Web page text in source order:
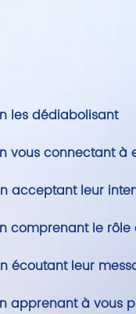
les dédiabolisant
vous connectant à
n acceptant leur
comprenant le
n écoutant leur
apprenant à vous